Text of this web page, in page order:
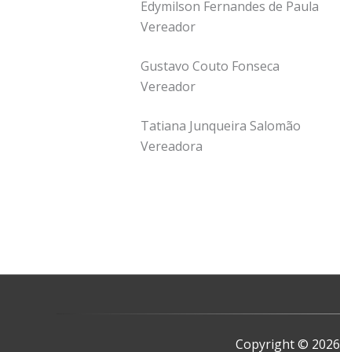
Edymilson Fernandes de Paula
Vereador
Gustavo Couto Fonseca
Vereador
Tatiana Junqueira Salomão
Vereadora
Copyright © 2026